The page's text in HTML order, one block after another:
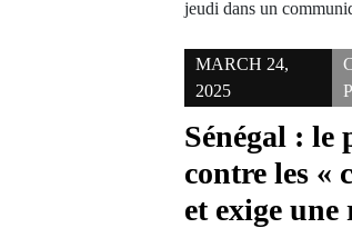
jeudi dans un
MARCH 24,
2025
Sénégal : le
contre les «
et exige